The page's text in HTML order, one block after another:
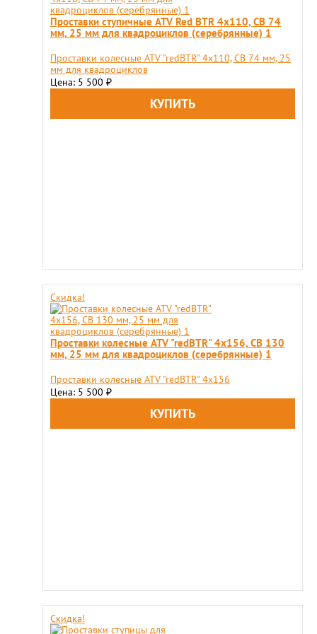
Проставки ступичные ATV Red BTR 4x110, СВ 74
мм, 25 мм для квадроциклов (серебрянные) 1
Проставки колесные ATV "redBTR" 4x110, СВ 74 мм, 25
мм для квадроциклов
Цена: 5 500 ₽
Скидка!
Проставки колесные ATV "redBTR" 4x156, СВ 130
мм, 25 мм для квадроциклов (серебрянные) 1
Проставки колесные ATV "redBTR" 4x156
Цена: 5 500 ₽
Скидка!